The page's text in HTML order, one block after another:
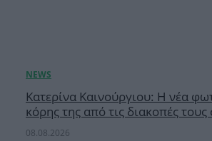
Κατερίνα Καινούργιου: Η νέα
κόρης της από τις διακοπές
08.08.2026